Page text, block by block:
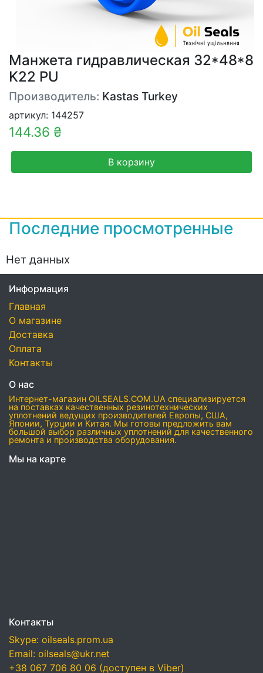
Манжета гидравлическая 32*48*8
K22 PU
Производитель: Kastas Turkey
артикул: 144257
144.36 ₴
В корзину
Последние просмотренные
Нет данных
Информация
Главная
О магазине
Доставка
Оплата
Контакты
О нас
Интернет-магазин OILSEALS.COM.UA специализируется
на поставках качественных резинотехнических
уплотнений ведущих производителей Европы, США,
Японии, Турции и Китая. Мы готовы предложить вам
большой выбор различных уплотнений для качественного
ремонта и производства оборудования.
Мы на карте
Контакты
Skype: oilseals.prom.ua
Email: oilseals@ukr.net
+38 067 706 80 06 (доступен в Viber)